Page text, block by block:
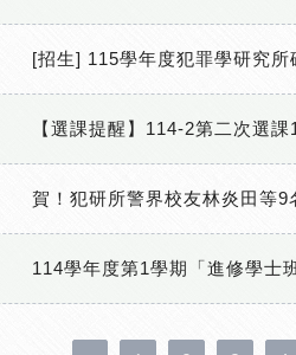
[招生] 115學年度犯罪學研究
【選課提醒】114-2第二次選
賀！犯研所警界校友林炎田等9
114學年度第1學期「進修學士